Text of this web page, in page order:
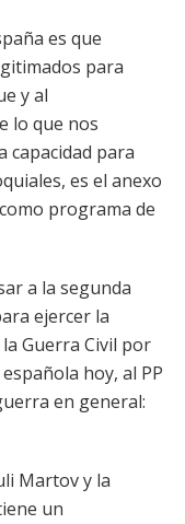
es que
para
y al
lo que nos
capacidad para
es el anexo
programa de
a la segunda
ejercer la
Guerra Civil por
hoy, al PP
en general:
Martov y la
un